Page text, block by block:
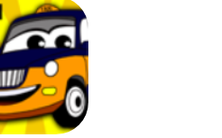
旅游出行
时尚购物